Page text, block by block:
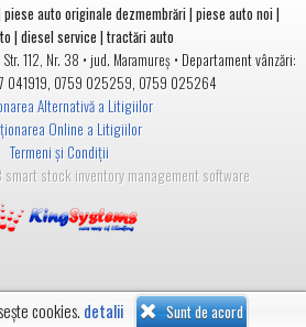
piese auto originale dezmembrări | piese auto noi |
| diesel service | tractări auto
Str. 112, Nr. 38 • jud. Maramureș • Departament vânzări:
041919, 0759 025259, 0759 025264
Alternativă a Litigiilor
Online a Litigiilor
Termeni și Condiții
stock inventory management software
cookies. detalii Sunt de acord